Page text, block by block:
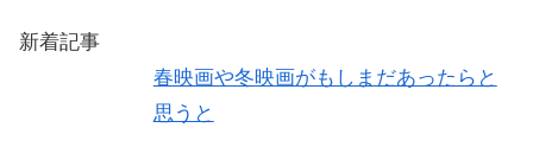
新着記事
春映画や冬映画がもしまだあったらと
思うと